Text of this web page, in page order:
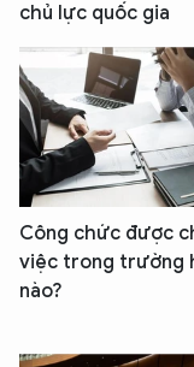
chủ lực quốc gia
Công chức được
việc trong trường
nào?